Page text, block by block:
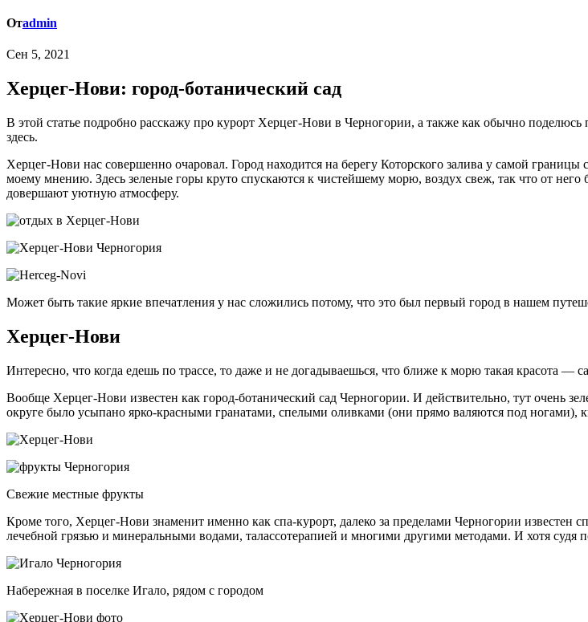
Отadmin
Сен 5, 2021
Херцег-Нови: город-ботанический сад
В этой статье подробно расскажу про курорт Херцег-Нови в Черногории, а также как обычно поделюсь полезной практической информацией, которая поможет вам организовать свой отдых
здесь.
Херцег-Нови нас совершенно очаровал. Город находится на берегу Которского залива у самой
моему мнению. Здесь зеленые горы круто спускаются к чистейшему морю, воздух свеж, так что от
довершают уютную атмосферу.
Может быть такие яркие впечатления у нас сложились потому, что это был первый город в нашем
Херцег-Нови
Интересно, что когда едешь по трассе, то даже и не догадываешься, что ближе к морю такая красота —
Вообще Херцег-Нови известен как город-ботанический сад Черногории. И действительно, тут очень
округе было усыпано ярко-красными гранатами, спелыми оливками (они прямо валяются под
Свежие местные фрукты
Кроме того, Херцег-Нови знаменит именно как спа-курорт, далеко за пределами Черногории
лечебной грязью и минеральными водами, талассотерапией и многими другими методами. И хотя судя
Набережная в поселке Игало, рядом с городом